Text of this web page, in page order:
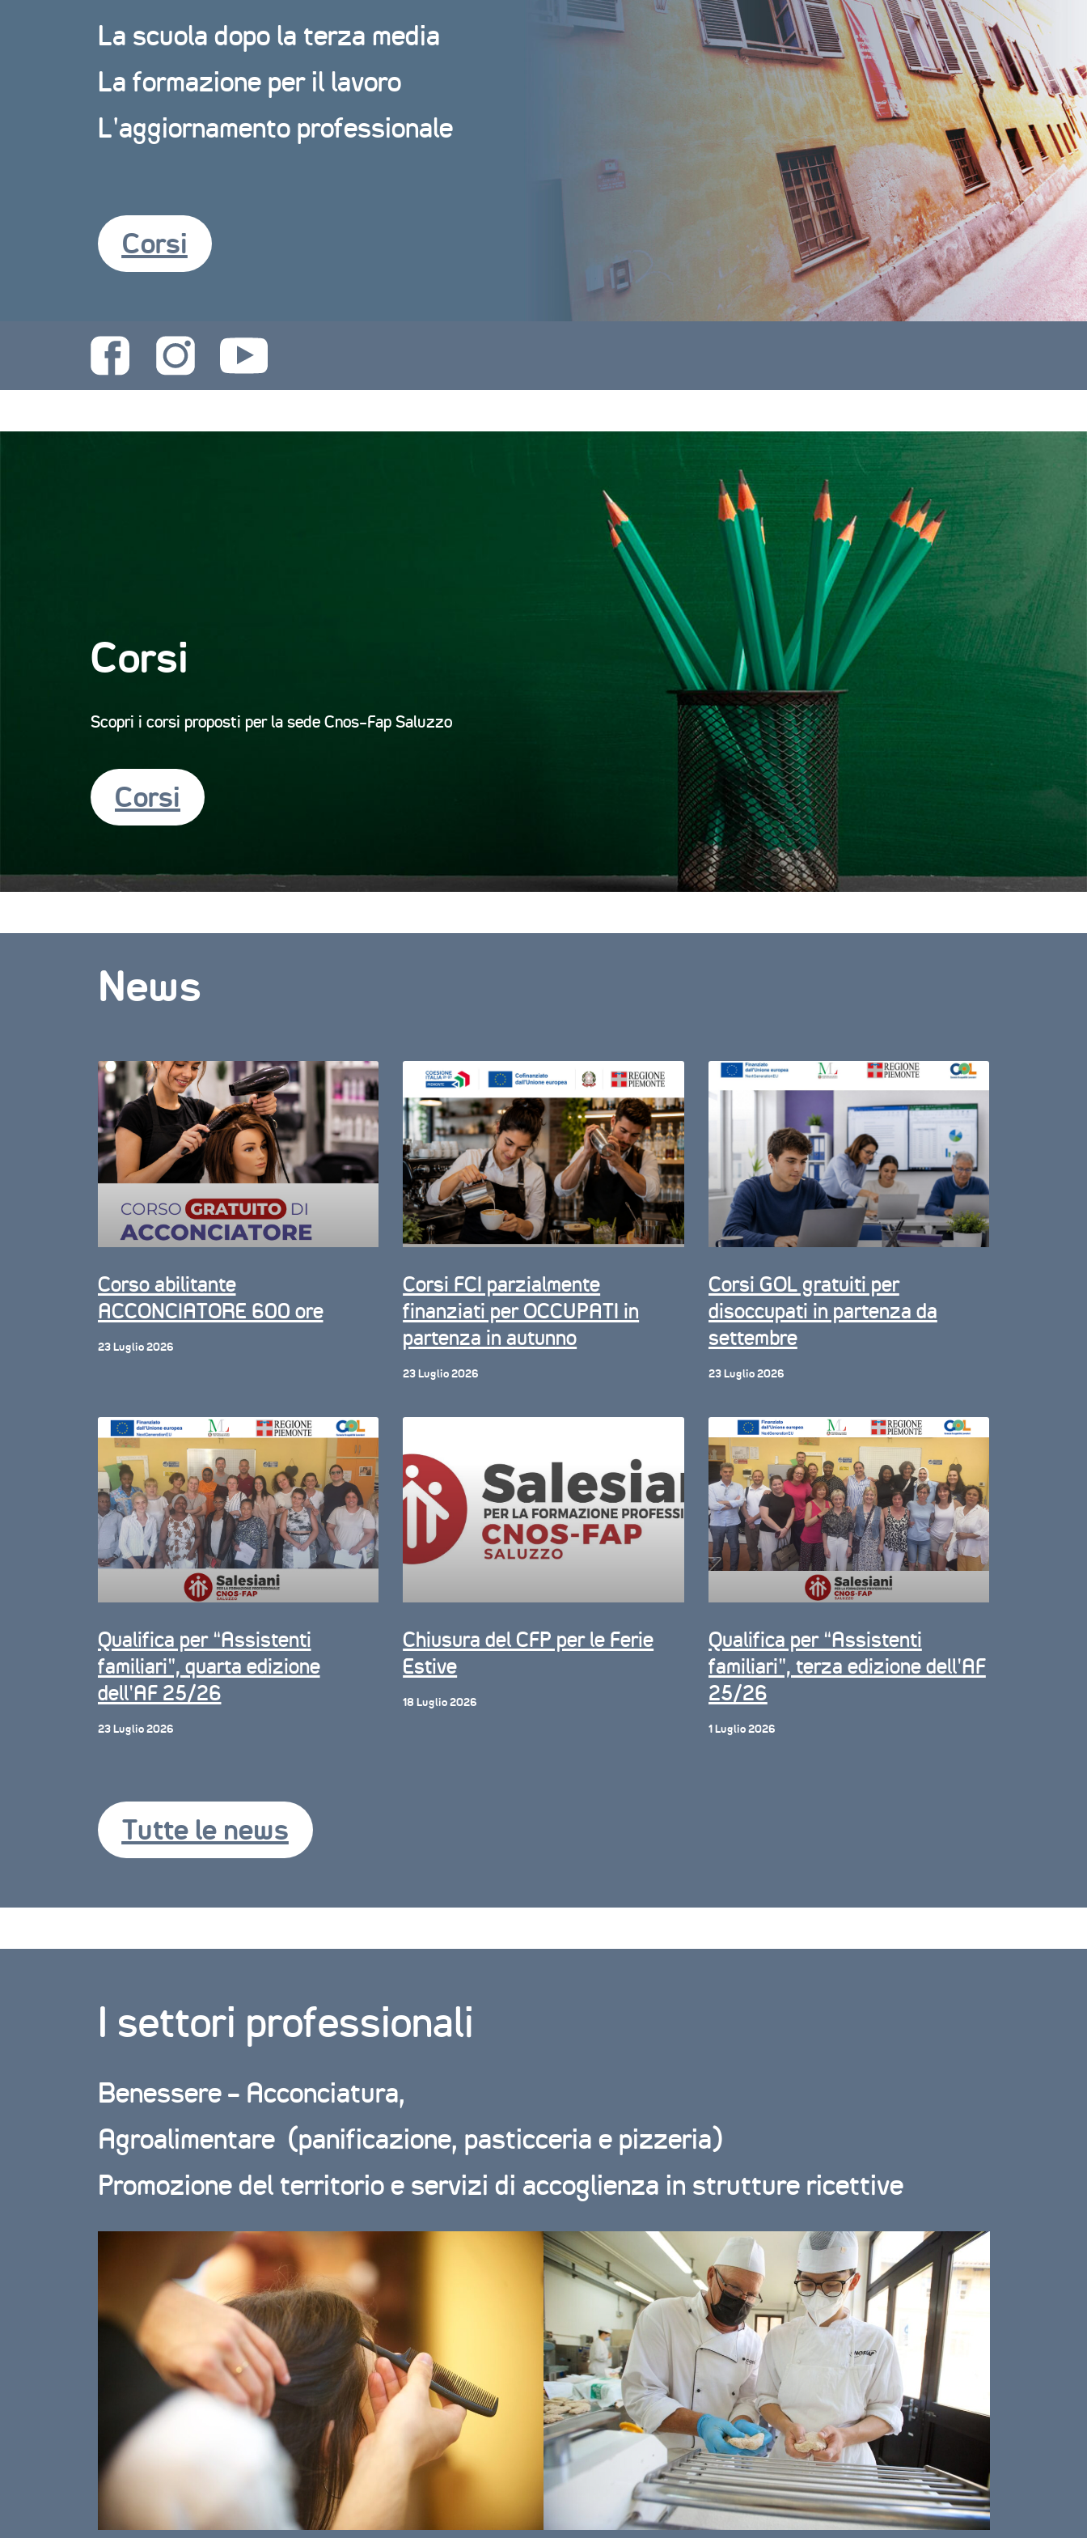
La scuola dopo la terza media
La formazione per il lavoro
L’aggiornamento professionale
Corsi
Corsi
Scopri i corsi proposti per la sede Cnos-Fap Saluzzo
Corsi
News
Corso abilitante
ACCONCIATORE 600 ore
23 Luglio 2026
Corsi FCI parzialmente
finanziati per OCCUPATI in
partenza in autunno
23 Luglio 2026
Corsi GOL gratuiti per
disoccupati in partenza da
settembre
23 Luglio 2026
Qualifica per “Assistenti
familiari”, quarta edizione
dell’AF 25/26
23 Luglio 2026
Chiusura del CFP per le Ferie
Estive
18 Luglio 2026
Qualifica per “Assistenti
familiari”, terza edizione dell’AF
25/26
1 Luglio 2026
Tutte le news
I settori professionali
Benessere – Acconciatura,
Agroalimentare (panificazione, pasticceria e pizzeria)
Promozione del territorio e servizi di accoglienza in strutture ricettive